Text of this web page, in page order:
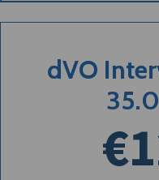
dVO